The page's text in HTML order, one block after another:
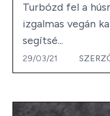
Turbózd fel a
izgalmas vegán
segítsé...
29/03/21